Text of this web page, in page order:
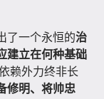
了一个永恒的治
建立在何种基础
赖外力终非长
修明、将帅忠